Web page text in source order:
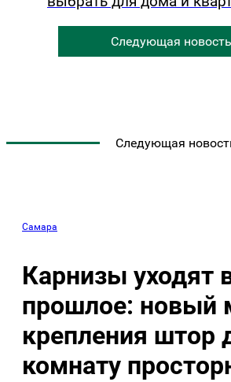
Следующая
Следующая
Самара
Карнизы уходят
прошлое: новый
крепления штор
комнату